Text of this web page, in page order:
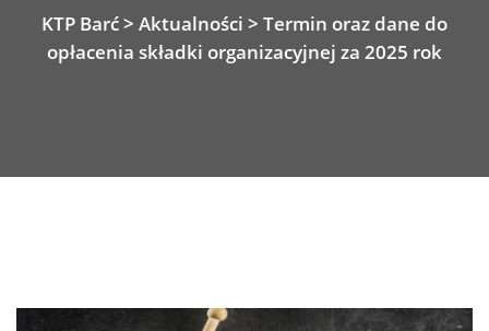
KTP Barć> Aktualności > Termin oraz dane do
opłacenia składki organizacyjnej za 2025 rok